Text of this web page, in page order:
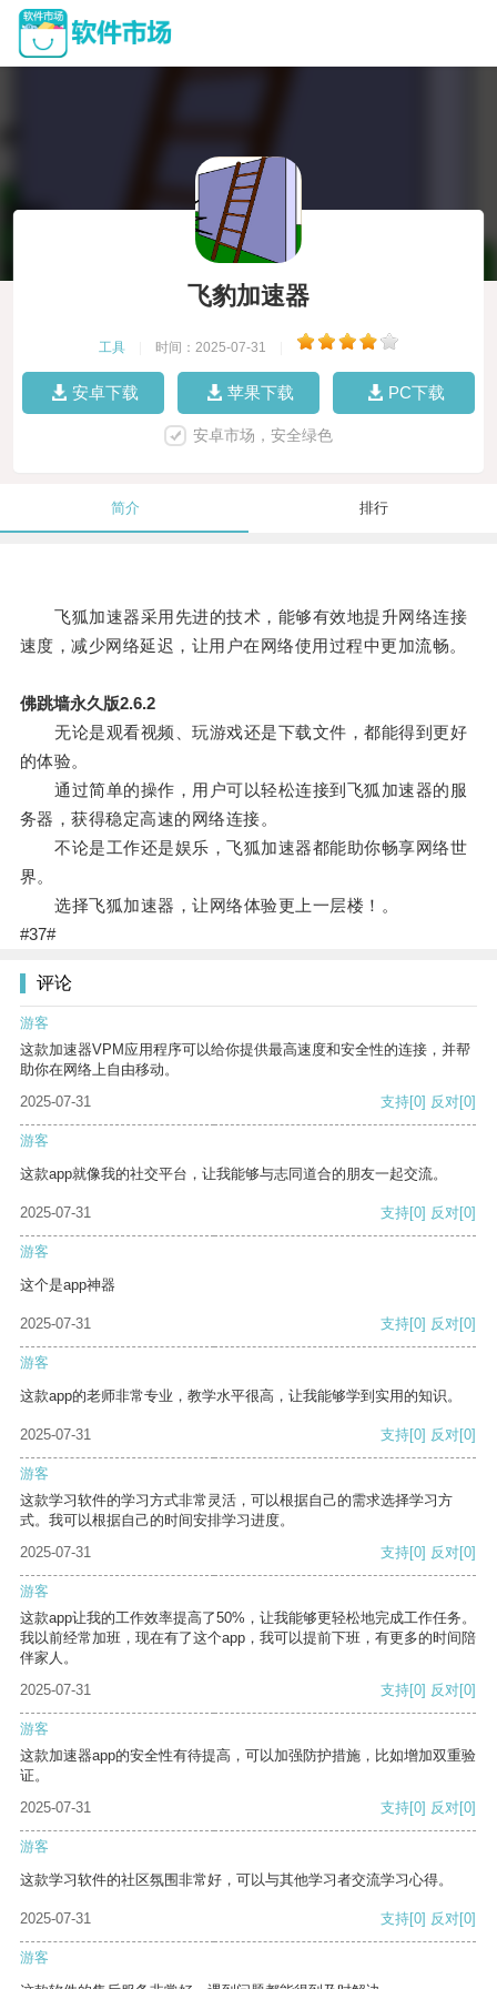
飞豹加速器
工具 时间：2025-07-31
安卓下载 苹果下载 PC下载
安卓市场，安全绿色
简介 排行
飞狐加速器采用先进的技术，能够有效地提升网络连接
速度，减少网络延迟，让用户在网络使用过程中更加流畅。
佛跳墙永久版2.6.2
无论是观看视频、玩游戏还是下载文件，都能得到更好
的体验。
通过简单的操作，用户可以轻松连接到飞狐加速器的服
务器，获得稳定高速的网络连接。
不论是工作还是娱乐，飞狐加速器都能助你畅享网络世
界。
选择飞狐加速器，让网络体验更上一层楼！。
#37#
评论
游客
这款加速器VPM应用程序可以给你提供最高速度和安全性的连接，并帮
助你在网络上自由移动。
2025-07-31
支持[0] 反对[0]
游客
这款app就像我的社交平台，让我能够与志同道合的朋友一起交流。
2025-07-31 支持[0] 反对[0]
游客
这个是app神器
2025-07-31 支持[0] 反对[0]
游客
这款app的老师非常专业，教学水平很高，让我能够学到实用的知识。
2025-07-31 支持[0] 反对[0]
游客
这款学习软件的学习方式非常灵活，可以根据自己的需求选择学习方
式。我可以根据自己的时间安排学习进度。
2025-07-31
支持[0] 反对[0]
游客
这款app让我的工作效率提高了50%，让我能够更轻松地完成工作任务。
我以前经常加班，现在有了这个app，我可以提前下班，有更多的时间陪
伴家人。
2025-07-31
支持[0] 反对[0]
游客
这款加速器app的安全性有待提高，可以加强防护措施，比如增加双重验
证。
2025-07-31
支持[0] 反对[0]
游客
这款学习软件的社区氛围非常好，可以与其他学习者交流学习心得。
2025-07-31 支持[0] 反对[0]
游客